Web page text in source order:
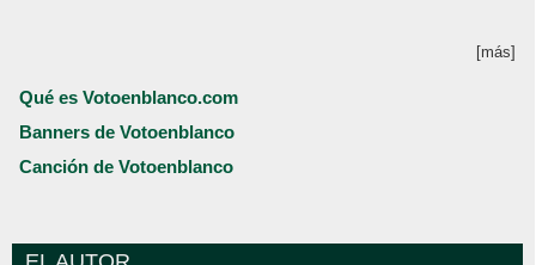
[más]
Qué es Votoenblanco.com
Banners de Votoenblanco
Canción de Votoenblanco